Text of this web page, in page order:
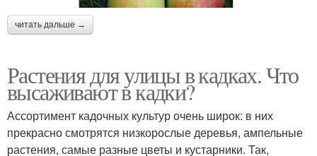
читать дальше →
Растения для улицы в кадках. Что
высаживают в кадки?
Ассортимент кадочных культур очень широк: в них
прекрасно смотрятся низкорослые деревья, ампельные
растения, самые разные цветы и кустарники. Так,